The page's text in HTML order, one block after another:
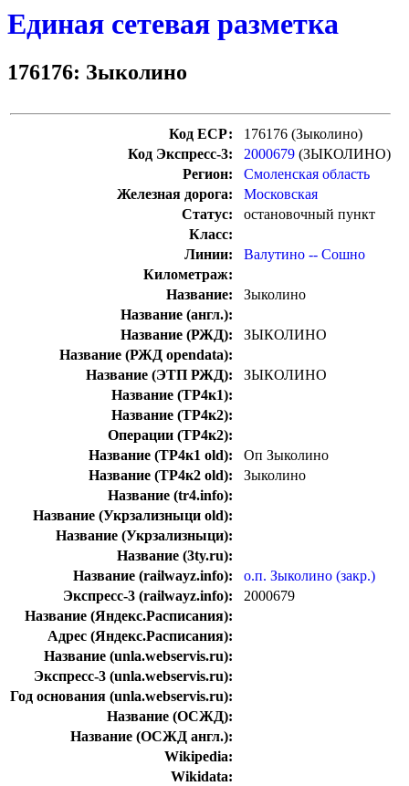
Единая сетевая разметка
176176: Зыколино
Код ЕСР:
176176 (Зыколино)
Код Экспресс-3:
2000679 (ЗЫКОЛИНО)
Регион:
Смоленская область
Железная дорога:
Московская
Статус:
остановочный пункт
Класс:
Линии:
Валутино -- Сошно
Километраж:
Название:
Зыколино
Название (англ.):
Название (РЖД):
ЗЫКОЛИНО
Название (РЖД opendata):
Название (ЭТП РЖД):
ЗЫКОЛИНО
Название (ТР4к1):
Название (ТР4к2):
Операции (ТР4к2):
Название (ТР4к1 old):
Оп Зыколино
Название (ТР4к2 old):
Зыколино
Название (tr4.info):
Название (Укрзализныци old):
Название (Укрзализныци):
Название (3ty.ru):
Название (railwayz.info):
о.п. Зыколино (закр.)
Экспресс-3 (railwayz.info):
2000679
Название (Яндекс.Расписания):
Адрес (Яндекс.Расписания):
Название (unla.webservis.ru):
Экспресс-3 (unla.webservis.ru):
Год основания (unla.webservis.ru):
Название (ОСЖД):
Название (ОСЖД англ.):
Wikipedia:
Wikidata: